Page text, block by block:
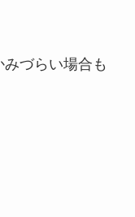
づらい場合も